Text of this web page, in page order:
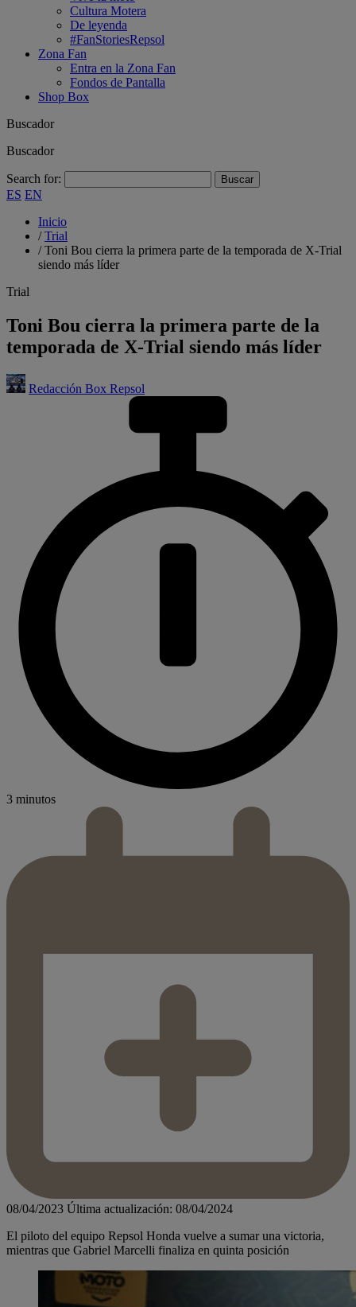
Cultura Motera
De leyenda
#FanStoriesRepsol
Zona Fan
Entra en la Zona Fan
Fondos de Pantalla
Shop Box
Buscador
Buscador
Search for:
ES EN
Inicio
/Trial
/Toni Bou cierra la primera parte de la temporada de X-Trial
siendo más líder
Trial
Toni Bou cierra la primera parte de la
temporada de X-Trial siendo más líder
Redacción Box Repsol
3 minutos
08/04/2023 Última actualización: 08/04/2024
El piloto del equipo Repsol Honda vuelve a sumar una victoria,
mientras que Gabriel Marcelli finaliza en quinta posición